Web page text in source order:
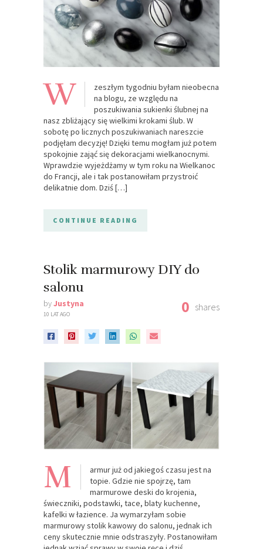
W
zeszłym tygodniu byłam nieobecna
na blogu, ze względu na
poszukiwania sukienki ślubnej na
nasz zbliżający się wielkimi krokami ślub. W
sobotę po licznych poszukiwaniach nareszcie
podjęłam decyzję! Dzięki temu mogłam już potem
spokojnie zająć się dekoracjami wielkanocnymi.
Wprawdzie wyjeżdżamy w tym roku na Wielkanoc
do Francji, ale i tak postanowiłam przystroić
delikatnie dom. Dziś […]
CONTINUE READING
Stolik marmurowy DIY do
salonu
byJustyna
10 LAT AGO 0 shares
M
armur już od jakiegoś czasu jest na
topie. Gdzie nie spojrzę, tam
marmurowe deski do krojenia,
świeczniki, podstawki, tace, blaty kuchenne,
kafelki w łazience. Ja wymarzyłam sobie
marmurowy stolik kawowy do salonu, jednak ich
ceny skutecznie mnie odstraszyły. Postanowiłam